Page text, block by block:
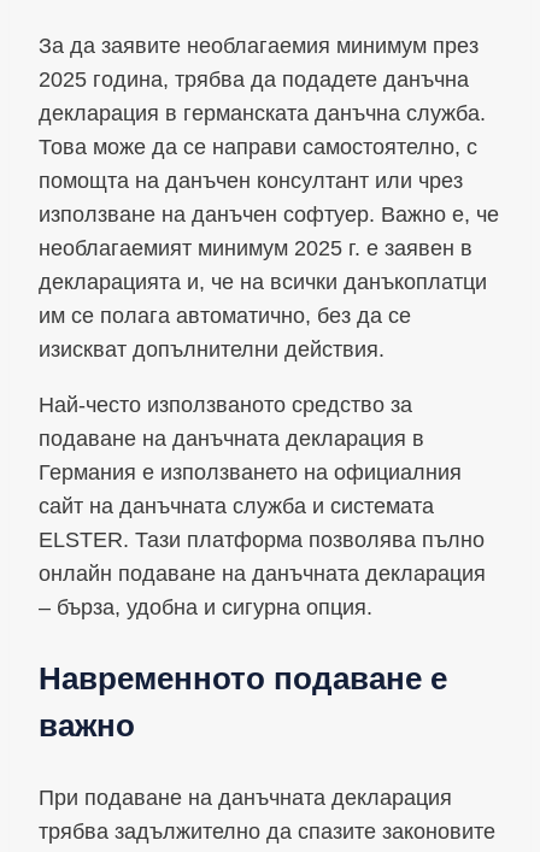
За да заявите необлагаемия минимум през
2025 година, трябва да подадете данъчна
декларация в германската данъчна служба.
Това може да се направи самостоятелно, с
помощта на данъчен консултант или чрез
използване на данъчен софтуер. Важно е, че
необлагаемият минимум 2025 г. е заявен в
декларацията и, че на всички данъкоплатци
им се полага автоматично, без да се
изискват допълнителни действия.
Най-често използваното средство за
подаване на данъчната декларация в
Германия е използването на официалния
сайт на данъчната служба и системата
ELSTER. Тази платформа позволява пълно
онлайн подаване на данъчната декларация
– бърза, удобна и сигурна опция.
Навременното подаване е
важно
При подаване на данъчната декларация
трябва задължително да спазите законовите